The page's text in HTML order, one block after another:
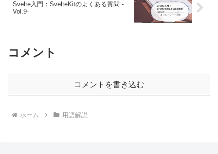
Svelte入門：SvelteKitのよくある質問 -
Vol.9-
コメント
コメントを書き込む
ホーム 用語解説